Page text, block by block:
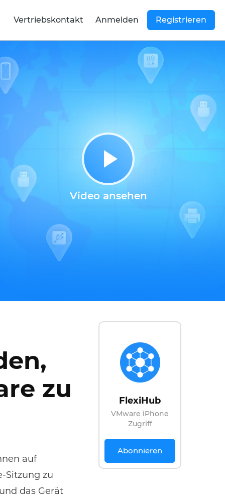
Registrieren
Anmelden
Vertriebskontakt
Video ansehen
FlexiHub
VMware iPhone
Zugriff
Abonnieren
zu
auf
Sitzung zu
das Gerät